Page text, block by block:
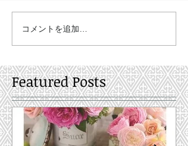
Featured Posts
コメントを追加…